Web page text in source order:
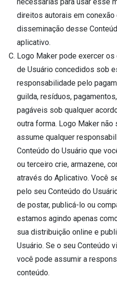
direitos autorais em
disseminação desse
aplicativo.
Logo Maker pode exercer
de Usuário concedidos sob
responsabilidade pelo
guilda, resíduos,
pagáveis ​​sob qualquer
outra forma. Logo Maker
assume qualquer
Conteúdo do Usuário que
ou terceiro crie, armazene,
através do Aplicativo. Você
pelo seu Conteúdo do
de postar, publicá-lo ou
estamos agindo apenas
sua distribuição online e
Usuário. Se o seu Conteúdo
você pode assumir a
conteúdo.